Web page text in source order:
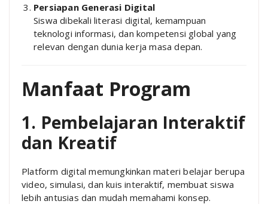
Persiapan Generasi Digital
Siswa dibekali literasi digital, kemampuan
teknologi informasi, dan kompetensi global yang
relevan dengan dunia kerja masa depan.
Manfaat Program
1. Pembelajaran Interaktif
dan Kreatif
Platform digital memungkinkan materi belajar berupa
video, simulasi, dan kuis interaktif, membuat siswa
lebih antusias dan mudah memahami konsep.